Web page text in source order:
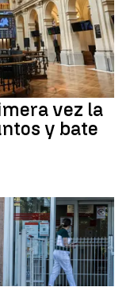
vez la
y bate